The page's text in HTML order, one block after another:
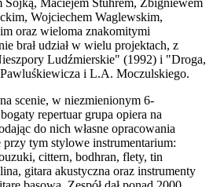
Sojką, Maciejem Stuhrem, Zbigniewem
Wojciechem Waglewskim,
oraz wieloma znakomitymi
brał udział w wielu projektach, z
Ludźmierskie" (1992) i "Droga,
i L.A. Moczulskiego.
scenie, w niezmienionym 6-
repertuar grupa opiera na
do nich własne opracowania
tym stylowe instrumentarium:
cittern, bodhran, flety, tin
gitara akustyczna oraz instrumenty